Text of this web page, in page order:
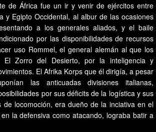
de África fue un ir y venir de ejércitos entre
y Egipto Occidental, al albur de las ocasiones
a los generales aliados, y el baile
por las disponibilidades de recursos
uso Rommel, el general alemán al que los
El Zorro del Desierto, por la inteligencia y
El Afrika Korps que él dirigía, a pesar
las anticuadas divisiones italianas,
por sus déficits de la logística y sus
de locomoción, era dueño de la inciativa en el
la defensiva como atacando, lograba batir a